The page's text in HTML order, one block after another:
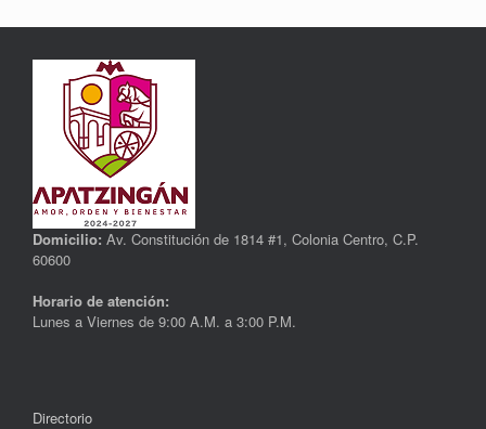
Domicilio: Av. Constitución de 1814 #1, Colonia Centro, C.P.
60600
Horario de atención:
Lunes a Viernes de 9:00 A.M. a 3:00 P.M.
Directorio